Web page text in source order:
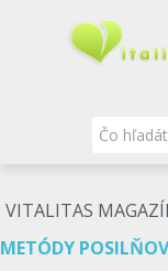
VITALITAS
METÓDY